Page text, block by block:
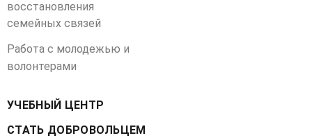
восстановления
семейных связей
Работа с молодежью и
волонтерами
УЧЕБНЫЙ ЦЕНТР
СТАТЬ ДОБРОВОЛЬЦЕМ